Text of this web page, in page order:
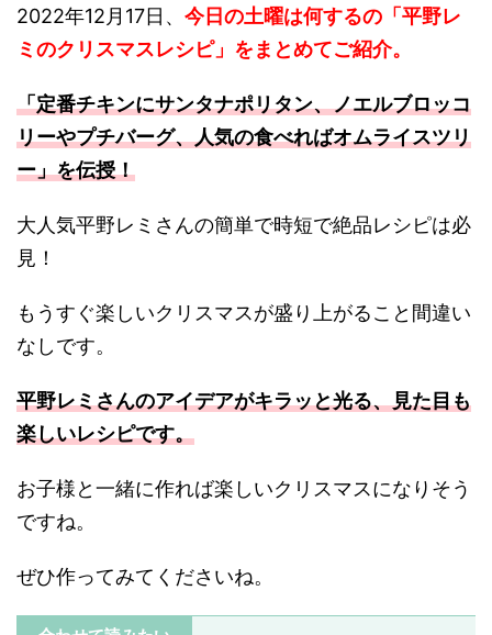
2022年12月17日、 今日の土曜は何するの「平野レ
ミのクリスマスレシピ」をまとめてご紹介。
「定番チキンにサンタナポリタン、ノエルブロッコ
リーやプチバーグ、人気の食べればオムライスツリ
ー」を伝授！
大人気平野レミさんの簡単で時短で絶品レシピは必
見！
もうすぐ楽しいクリスマスが盛り上がること間違い
なしです。
平野レミさんのアイデアがキラッと光る、見た目も
楽しいレシピです。
お子様と一緒に作れば楽しいクリスマスになりそう
ですね。
ぜひ作ってみてくださいね。